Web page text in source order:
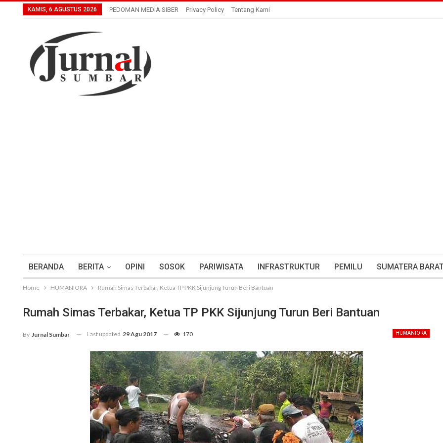
KAMIS, 6 AGUSTUS 2026 PEDOMAN MEDIA SIBER Privacy Policy Tentang Kami
BERANDA BERITA OPINI SOSOK PARIWISATA INFRASTRUKTUR PEMILU SUMATERA
Home HUMANIORA Rumah Simas Terbakar, Ketua TP PKK Sijunjung Turun Beri Bantuan
Rumah Simas Terbakar, Ketua TP PKK Sijunjung Turun Beri Bantuan
HUMANIORA
By Jurnal Sumbar Last updated 29 Agu 2017 170